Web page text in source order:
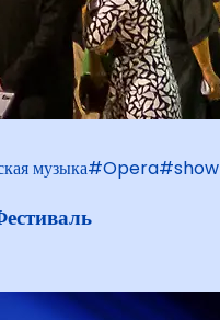
музыка#Opera#show